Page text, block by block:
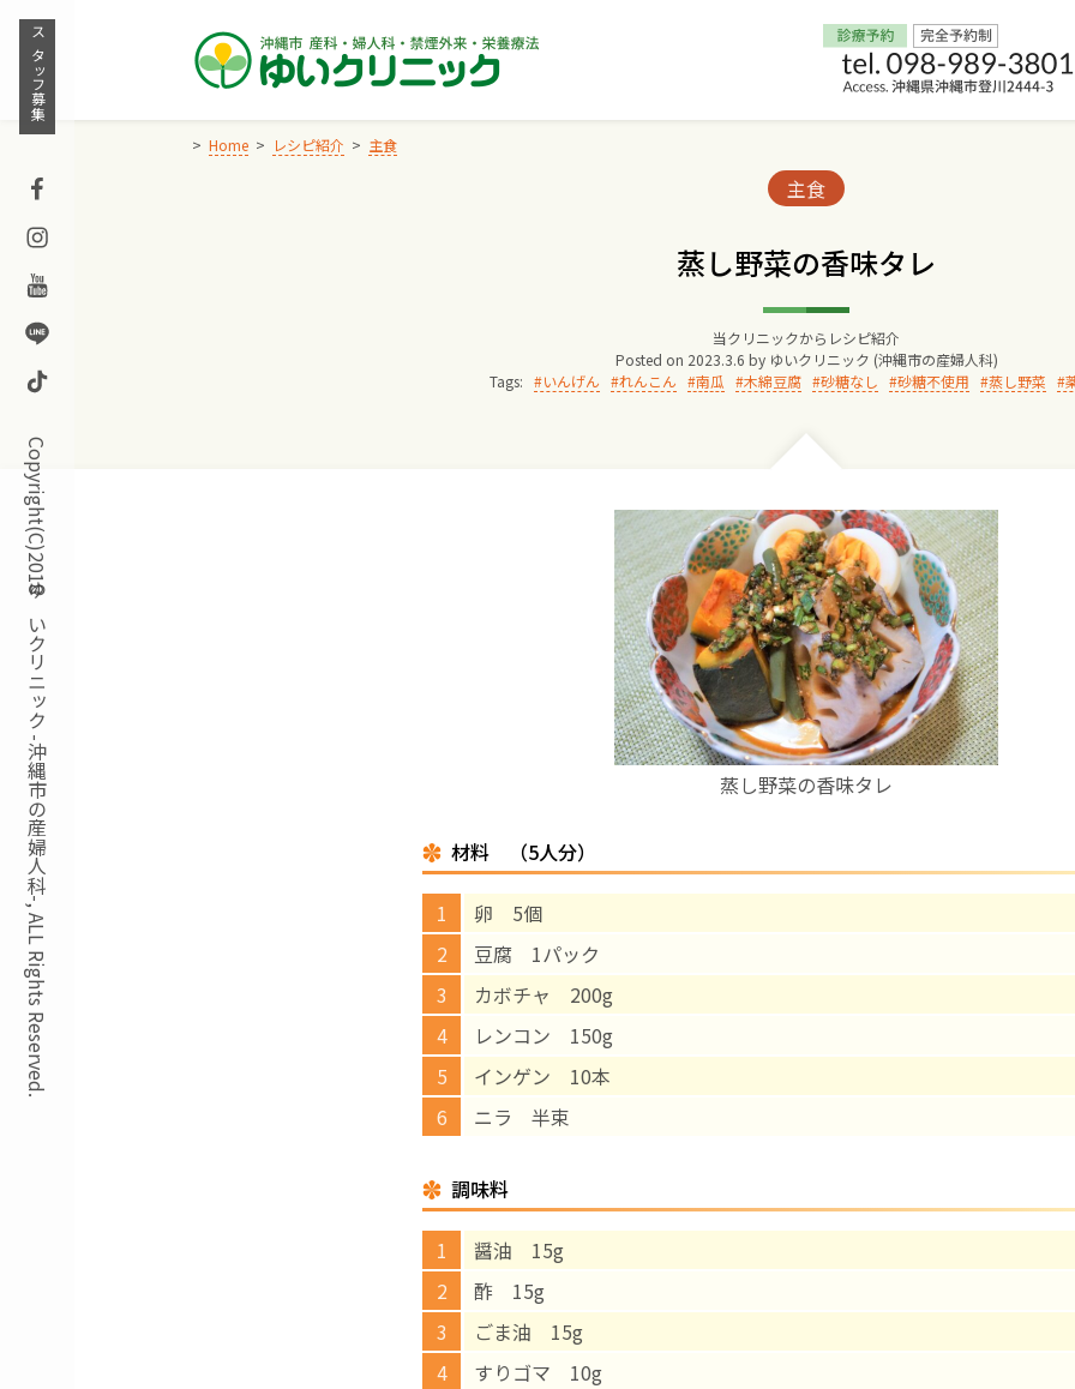
Skip
content
スタッフ募集
Facebook
Instagram
Youtube
Line
TikTok
Copyright(C)2018ゆいクリニック -沖縄市の産婦人科-, ALL Rights Reserved.
Home レシピ紹介 主食
Categories:
主食
蒸し野菜の香味タレ
当クリニックからレシピ紹介
Posted on 2023.3.6 by ゆいクリニック (沖縄市の産婦人科)
Tags:
いんげん れんこん 南瓜 木綿豆腐 砂糖なし 砂糖不使用 蒸し野菜
蒸し野菜の香味タレ
材料 （5人分）
卵 5個
豆腐 1パック
カボチャ 200g
レンコン 150g
インゲン 10本
ニラ 半束
調味料
醤油 15g
酢 15g
ごま油 15g
すりゴマ 10g
Home
交通アクセス
院長からのごあいさつ
ゆいクリニックの経営理念
診療料金
妊婦健診
お産について
親と子の結びつき支援
母乳育児
予防接種
‘さんルーム’ でさまざまな講座・クラス
遠方にお住まいで当院での出産を希望される方へ
医師プロフィール